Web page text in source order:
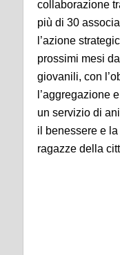
collaborazione
più di 30
l’azione
prossimi mesi
giovanili, con
l’aggregazione
un servizio di
il benessere e
ragazze della